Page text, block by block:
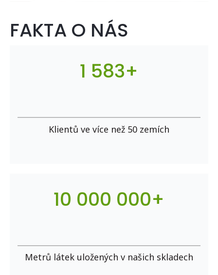
FAKTA O NÁS
1 583+
Klientů ve více než 50 zemích
10 000 000+
Metrů látek uložených v našich skladech